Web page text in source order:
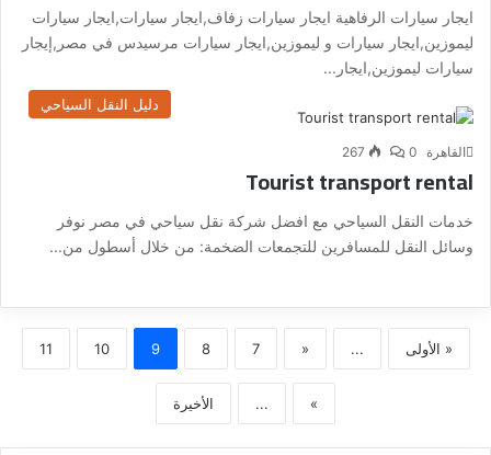
ايجار سيارات الرفاهية ايجار سيارات زفاف,ايجار سيارات,ايجار سيارات
ليموزين,ايجار سيارات و ليموزين,ايجار سيارات مرسيدس في مصر,إيجار
سيارات ليموزين,ايجار...
دليل النقل السياحي
القاهرة 0
267
Tourist transport rental
خدمات النقل السياحي مع افضل شركة نقل سياحي في مصر نوفر
وسائل النقل للمسافرين للتجمعات الضخمة: من خلال أسطول من...
« الأولى ...
«
7
8
9
10
11
»
... الأخيرة